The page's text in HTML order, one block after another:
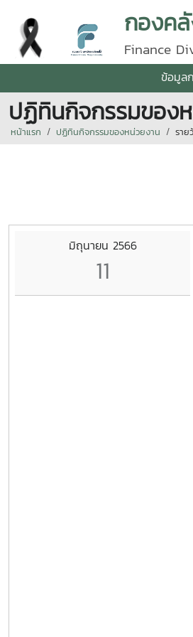
กองค
Finance
ข้อมูล
ปฏิทินกิจกรรมของ
หน้าแรก ปฏิทินกิจกรรมของหน่วยงาน ราย
มิถุนายน 2566
11